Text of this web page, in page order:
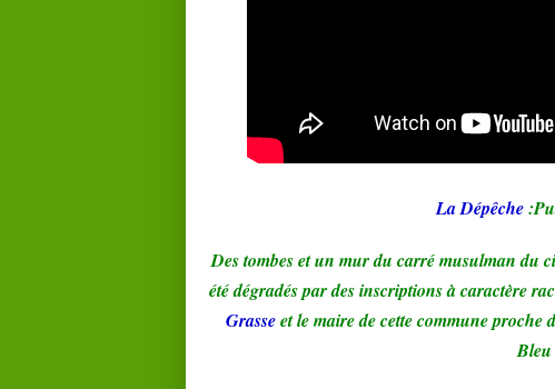
La Dépêche
Des tombes et un mur du carré musulman du
été dégradés par des inscriptions à caractère
Grasseet le maire de cette commune proche
Bleu